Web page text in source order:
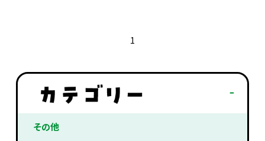
1
その他